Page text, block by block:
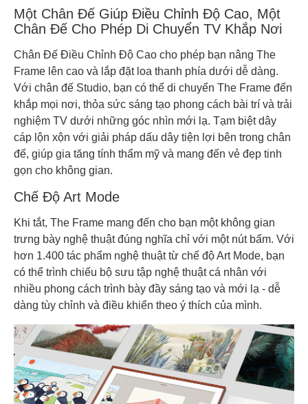
Một Chân Đế Giúp Điều Chỉnh Độ Cao, Một
Chân Đế Cho Phép Di Chuyển TV Khắp Nơi
Chân Đế Điều Chỉnh Độ Cao cho phép bạn nâng The
Frame lên cao và lắp đặt loa thanh phía dưới dễ dàng.
Với chân đế Studio, bạn có thể di chuyển The Frame đến
khắp mọi nơi, thỏa sức sáng tạo phong cách bài trí và trải
nghiệm TV dưới những góc nhìn mới lạ. Tạm biệt dây
cáp lộn xộn với giải pháp dấu dây tiện lợi bên trong chân
đế, giúp gia tăng tính thẩm mỹ và mang đến vẻ đẹp tinh
gọn cho không gian.
Chế Độ Art Mode
Khi tắt, The Frame mang đến cho bạn một không gian
trưng bày nghệ thuật đúng nghĩa chỉ với một nút bấm. Với
hơn 1.400 tác phẩm nghệ thuật từ chế độ Art Mode, bạn
có thể trình chiếu bộ sưu tập nghệ thuật cá nhân với
nhiều phong cách trình bày đầy sáng tạo và mới lạ - dễ
dàng tùy chỉnh và điều khiển theo ý thích của mình.